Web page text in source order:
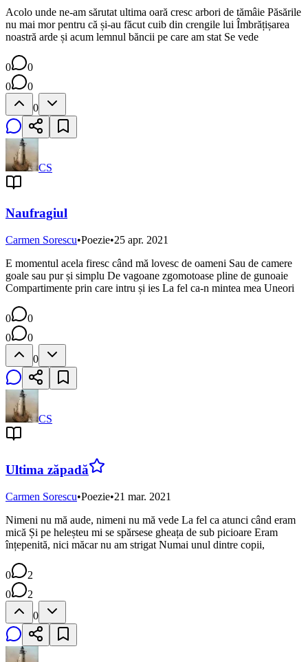
Acolo unde ne-am sărutat ultima oară cresc arbori de tămâie Păsările
nu mai mor pentru că și-au făcut cuib din crengile lui Îmbrățișarea
noastră arde și acum lemnul băncii pe care am stat Se vede
0
0
0
0
0
CS
Naufragiul
Carmen Sorescu•Poezie•25 apr. 2021
E momentul acela firesc când mă lovesc de oameni Sau de camere
goale sau pur și simplu De vagoane zgomotoase pline de gunoaie
Compartimente prin care intru și ies La fel ca-n mintea mea Uneori
0
0
0
0
0
CS
Ultima zăpadă
Carmen Sorescu•Poezie•21 mar. 2021
Nimeni nu mă aude, nimeni nu mă vede La fel ca atunci când eram
mică Și pe heleșteu mi se spărsese gheața de sub picioare Eram
înțepenită, nici măcar nu am strigat Numai unul dintre copii,
0
2
0
2
0